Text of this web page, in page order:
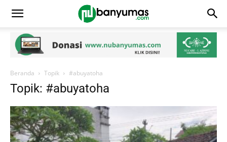
Beranda Topik #abuyatoha
Topik: #abuyatoha